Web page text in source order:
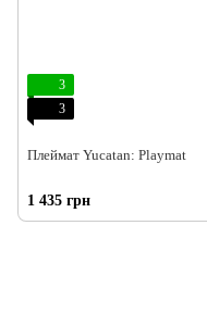
3
3
Плеймат Yucatan: Playmat
1 435 грн